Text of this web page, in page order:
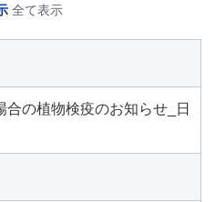
全て表示
の植物検疫のお知らせ_日